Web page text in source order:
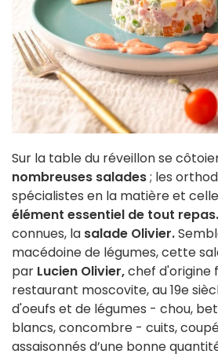
Sur la table du réveillon se
nombreuses salades; les
spécialistes en la matière et
élément essentiel de tout repas.
connues, la salade Olivier.
macédoine de légumes, cette
par Lucien Olivier,chef d'origine
restaurant moscovite, au 19e
d'oeufs et de légumes - chou,
blancs, concombre - cuits,
assaisonnés d’une bonne